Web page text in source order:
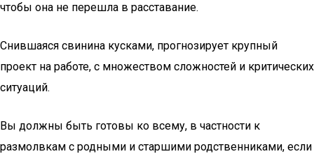
чтобы она не перешла в расставание.
Снившаяся свинина кусками, прогнозирует крупный
проект на работе, с множеством сложностей и критических
ситуаций.
Вы должны быть готовы ко всему, в частности к
размолвкам с родными и старшими родственниками, если